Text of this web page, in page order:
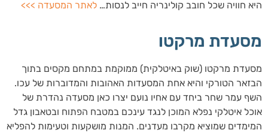
היא חוויה שכל חובב קולינריה חייב לנסות… לאתר המסעדה >>>
מסעדת מרקטו
מסעדת מרקטו (שוק באיטלקית) ממוקמת במתחם מקסים בתוך
הבזאר הטורקי והיא אחת המסעדות האהובות והמדוברות של עכו.
השף עמר שחר ביחד עם אחיו נועם יצרו כאן מסעדה נהדרת של
אוכל איטלקי נפלא המוכן לנגד עינכם במטבח הפתוח ובטאבון גדל
המימדים שמוציא מקרבו מעדנים. המנות מושקעות וטעימות להפליא